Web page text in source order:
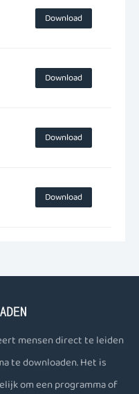
Download
Download
Download
Download
mensen direct te leiden
te downloaden. Het is
om een programma of